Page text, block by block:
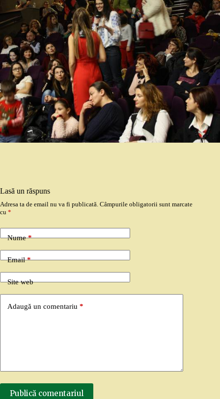
Lasă un răspuns
Adresa ta de email nu va fi publicată. Câmpurile obligatorii sunt marcate
cu *
Nume*
Email*
Site web
Adaugă un comentariu *
Publică comentariul